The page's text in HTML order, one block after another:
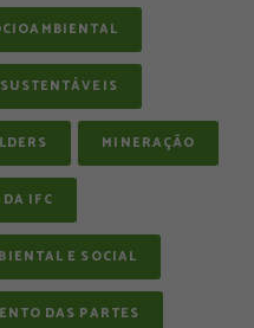
MINERAÇÃO
IFC
E SOCIAL
DAS PARTES